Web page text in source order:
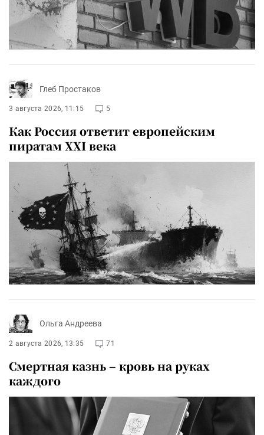
Глеб Простаков
3 августа 2026, 11:15 5
Как Россия ответит европейским
пиратам XXI века
Ольга Андреева
2 августа 2026, 13:35 71
Смертная казнь – кровь на руках
каждого